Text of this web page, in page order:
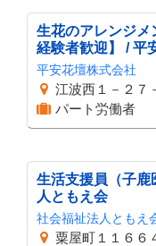
生花のアレンジメ
経験者歓迎】 / 平
平安花壇株式会社
江波西１－２７
パート労働者
生活支援員（子鹿
人ともえ会
社会福祉法人ともえ
粟屋町１１６